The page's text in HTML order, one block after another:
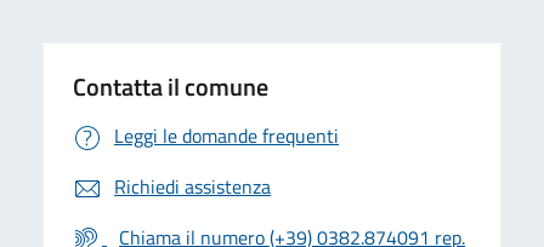
Contatta il comune
Leggi le domande frequenti
Richiedi assistenza
Chiama il numero (+39) 0382.874091 rep.